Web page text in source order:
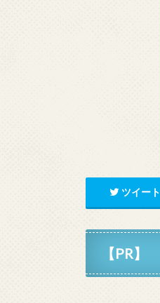
ツイート
【PR】